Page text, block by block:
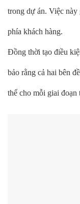
trong dự án. Việc
phía khách hàng.
Đồng thời tạo điều
bảo rằng cả hai bên
thể cho mỗi giai đoạn